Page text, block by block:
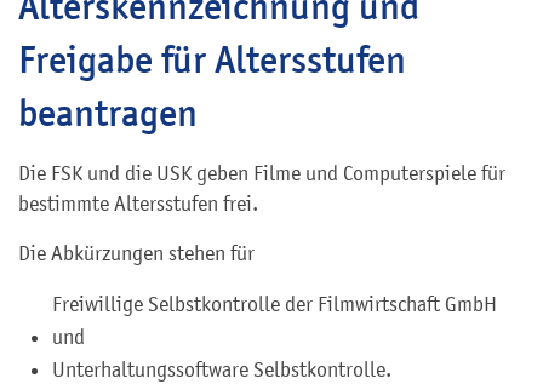
Freigabe für Altersstufen
beantragen
Die FSK und die USK geben Filme und Computerspiele für
bestimmte Altersstufen frei.
Die Abkürzungen stehen für
Freiwillige Selbstkontrolle der Filmwirtschaft GmbH
und
Unterhaltungssoftware Selbstkontrolle.